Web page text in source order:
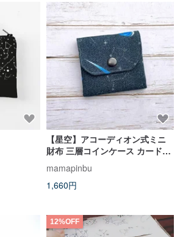
【星空】アコーディオン式ミニ
財布 三層コインケース カードケ
ース 収納ポーチ 韓国生地
mamapinbu
1,660円
12%OFF